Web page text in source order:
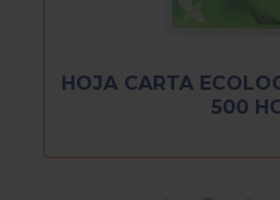
HOJA CARTA
500